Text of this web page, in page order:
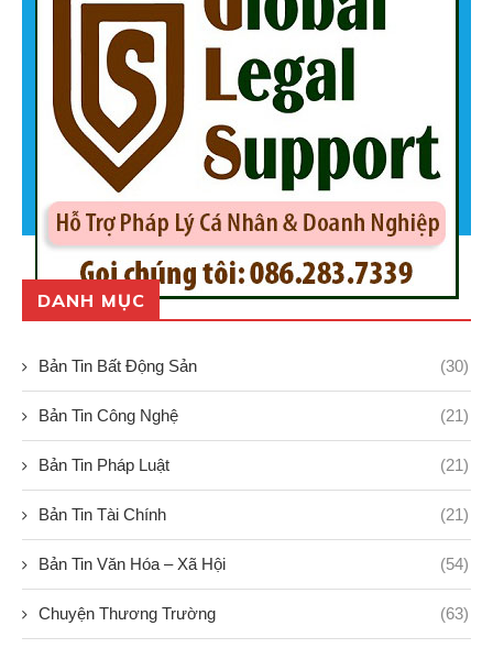
DANH MỤC
Bản Tin Bất Động Sản (30)
Bản Tin Công Nghệ (21)
Bản Tin Pháp Luật (21)
Bản Tin Tài Chính (21)
Bản Tin Văn Hóa – Xã Hội (54)
Chuyện Thương Trường (63)